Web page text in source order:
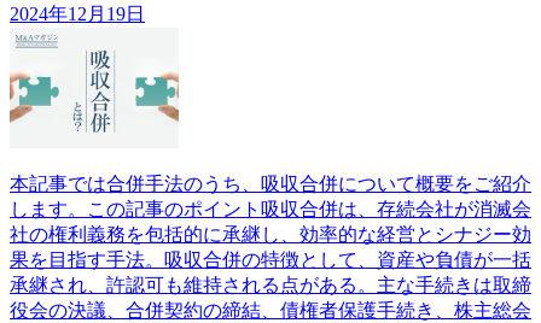
2024年12月19日
本記事では合併手法のうち、吸収合併について概要をご紹介
します。この記事のポイント吸収合併は、存続会社が消滅会
社の権利義務を包括的に承継し、効率的な経営とシナジー効
果を目指す手法。吸収合併の特徴として、資産や負債が一括
承継され、許認可も維持される点がある。主な手続きは取締
役会の決議、合併契約の締結、債権者保護手続き、株主総会